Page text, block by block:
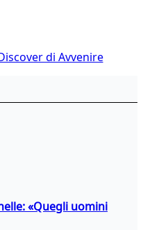
di Avvenire
«Quegli uomini